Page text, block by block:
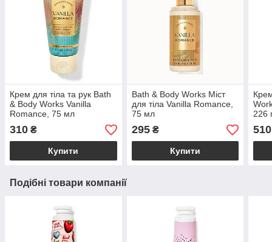
Крем для тіла та рук Bath
& Body Works Vanilla
Romance, 75 мл
310 ₴
Купити
Bath & Body Works Міст
для тіла Vanilla Romance,
75 мл
295₴
Купити
226
510
Подібні товари компанії